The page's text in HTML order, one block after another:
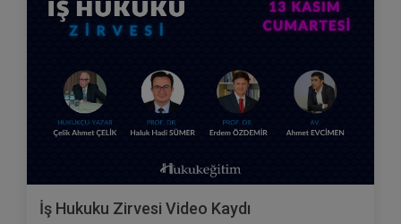
İş Hukuku Zirvesi Video Kaydı